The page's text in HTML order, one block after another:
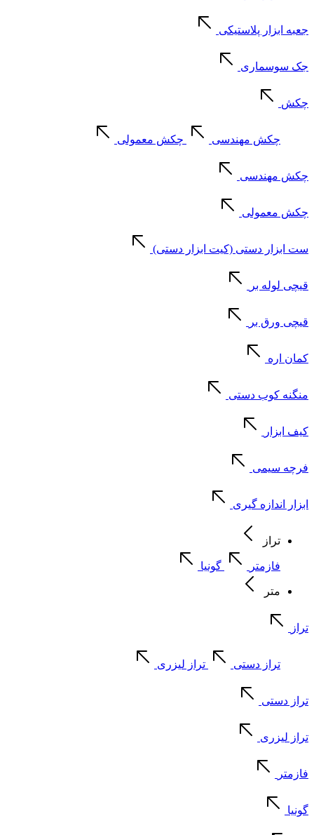
جعبه ابزار پلاستیکی
جک سوسماری
چکش
چکش مهندسی چکش معمولی
چکش مهندسی
چکش معمولی
ست ابزار دستی (کیت ابزار دستی)
قیچی لوله بر
قیچی ورق بر
کمان اره
منگنه کوب دستی
کیف ابزار
فرچه سیمی
ابزار اندازه گیری
تراز
فازمتر گونیا
متر
تراز
تراز دستی تراز لیزری
تراز دستی
تراز لیزری
فازمتر
گونیا